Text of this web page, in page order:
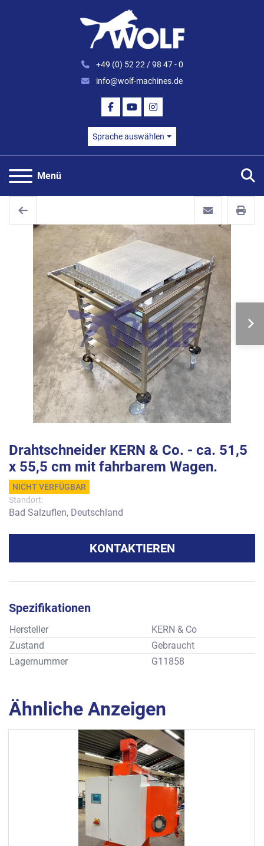
+49 (0) 52 22 / 98 47 - 0
info@wolf-machines.de
FACEBOOK
YOUTUBEINSTAGRAM
Sprache auswählen
Menü
Drahtschneider KERN & Co. - ca. 51,5
x 55,5 cm mit fahrbarem Wagen.
NICHT VERFÜGBAR
Standort:
Bad Salzuflen, Deutschland
KONTAKTIEREN
Spezifikationen
Hersteller
KERN & Co
Zustand
Gebraucht
Lagernummer
G11858
Ähnliche Anzeigen